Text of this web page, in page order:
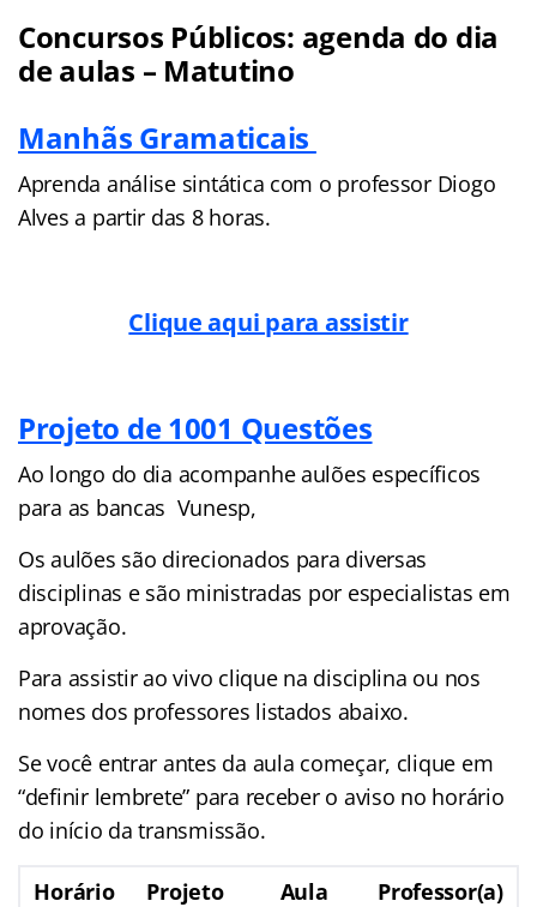
Concursos Públicos: agenda do dia
de aulas – Matutino
Manhãs Gramaticais
Aprenda análise sintática com o professor Diogo
Alves a partir das 8 horas.
Clique aqui para assistir
Projeto de 1001 Questões
Ao longo do dia acompanhe aulões específicos
para as bancas Vunesp,
Os aulões são direcionados para diversas
disciplinas e são ministradas por especialistas em
aprovação.
Para assistir ao vivo clique na disciplina ou nos
nomes dos professores listados abaixo.
Se você entrar antes da aula começar, clique em
“definir lembrete” para receber o aviso no horário
do início da transmissão.
Horário Projeto Aula Professor(a)